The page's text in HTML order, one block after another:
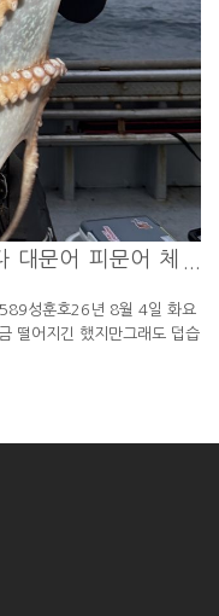
대문어 피문어 체
성훈호26년 8월 4일 화요
떨어지긴 했지만그래도 덥습